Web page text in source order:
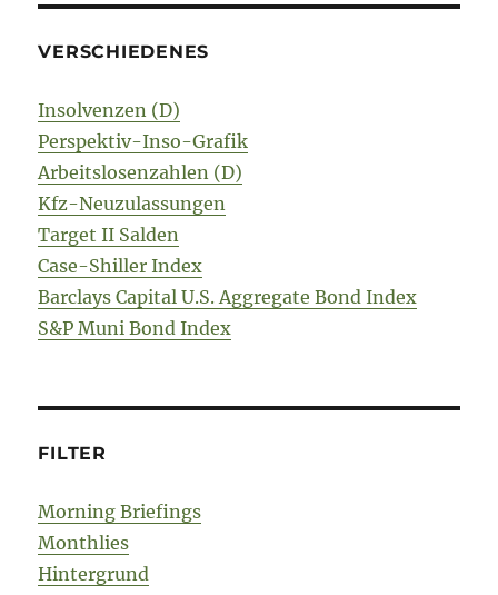
VERSCHIEDENES
Insolvenzen (D)
Perspektiv-Inso-Grafik
Arbeitslosenzahlen (D)
Kfz-Neuzulassungen
Target II Salden
Case-Shiller Index
Barclays Capital U.S. Aggregate Bond Index
S&P Muni Bond Index
FILTER
Morning Briefings
Monthlies
Hintergrund